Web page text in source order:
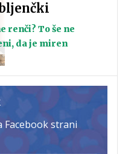
renči? To še ne
da je miren
Facebook strani